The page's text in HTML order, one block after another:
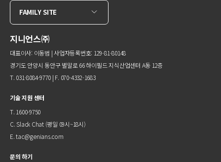
지니언스㈜
대표이사: 이동범 | 사업자등록번호: 129-81-80148
경기도 안양시 동안구 벌말로 66 하이필드 지식산업센터 A동 12층
T. 031-8084-9770 | F. 070-4332-1683
기술 지원 센터
T. 1600-9750
C. Slack Chat(평일 09시~18시)
E.tac@genians.com
문의 하기
FAMILY SITE